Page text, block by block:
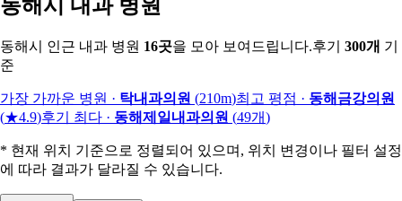
동해시 내과 병원
동해시 인근 내과 병원 16곳을 모아 보여드립니다.후기 300개 기
준
가장 가까운 병원 · 탁내과의원 (210m)최고 평점 · 동해금강의원
(★4.9)후기 최다 · 동해제일내과의원 (49개)
* 현재 위치 기준으로 정렬되어 있으며, 위치 변경이나 필터 설정
에 따라 결과가 달라질 수 있습니다.